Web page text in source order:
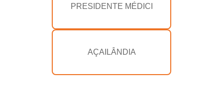
PRESIDENTE MÉDICI
AÇAILÂNDIA